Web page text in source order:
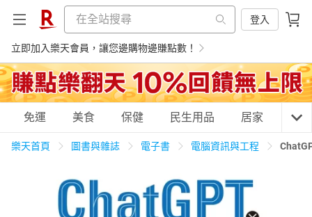
登入
立即加入樂天會員，讓您邊購物邊賺點數！
購物網分類
天天免運 養生保健 民生用品
免運 美食 保健 民生用品 居家 3C
樂天首頁 圖書與雜誌 電子書 電腦資訊與工程